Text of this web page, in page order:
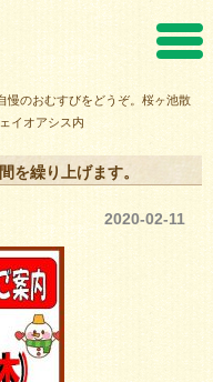
慢のおむすびをどうぞ。桜ヶ池散
イオアシス内
を繰り上げます。
2020-02-11